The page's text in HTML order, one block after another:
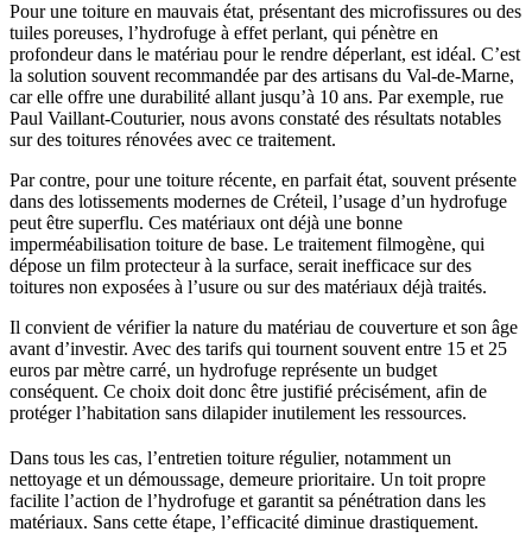
Pour une toiture en mauvais état, présentant des microfissures ou des
tuiles poreuses, l’hydrofuge à effet perlant, qui pénètre en
profondeur dans le matériau pour le rendre déperlant, est idéal. C’est
la solution souvent recommandée par des artisans du Val-de-Marne,
car elle offre une durabilité allant jusqu’à 10 ans. Par exemple, rue
Paul Vaillant-Couturier, nous avons constaté des résultats notables
sur des toitures rénovées avec ce traitement.
Par contre, pour une toiture récente, en parfait état, souvent présente
dans des lotissements modernes de Créteil, l’usage d’un hydrofuge
peut être superflu. Ces matériaux ont déjà une bonne
imperméabilisation toiture de base. Le traitement filmogène, qui
dépose un film protecteur à la surface, serait inefficace sur des
toitures non exposées à l’usure ou sur des matériaux déjà traités.
Il convient de vérifier la nature du matériau de couverture et son âge
avant d’investir. Avec des tarifs qui tournent souvent entre 15 et 25
euros par mètre carré, un hydrofuge représente un budget
conséquent. Ce choix doit donc être justifié précisément, afin de
protéger l’habitation sans dilapider inutilement les ressources.
Dans tous les cas, l’entretien toiture régulier, notamment un
nettoyage et un démoussage, demeure prioritaire. Un toit propre
facilite l’action de l’hydrofuge et garantit sa pénétration dans les
matériaux. Sans cette étape, l’efficacité diminue drastiquement.